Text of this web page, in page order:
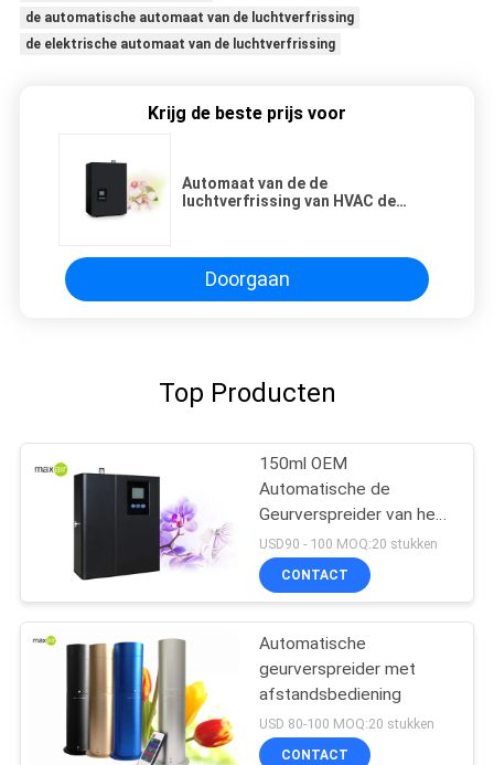
de automatische automaat van de luchtverfrissing
de elektrische automaat van de luchtverfrissing
Krijg de beste prijs voor
Automaat van de de
luchtverfrissing van HVAC de
m2
Doorgaan
Top Producten
150ml OEM
Automatische de
Geurverspreider van het
de Dienstwitmetaal
HVAC
USD90 - 100 MOQ:20 stukken
CONTACT
Automatische
geurverspreider met
afstandsbediening
USD 80-100 MOQ:20 stukken
CONTACT